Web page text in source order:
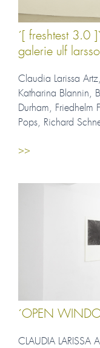
´[ freshtest 3.0
galerie ulf
Claudia Larissa
Katharina Blannin,
Durham, Friedhelm
Pops, Richard
>>
´OPEN
CLAUDIA LARISSA